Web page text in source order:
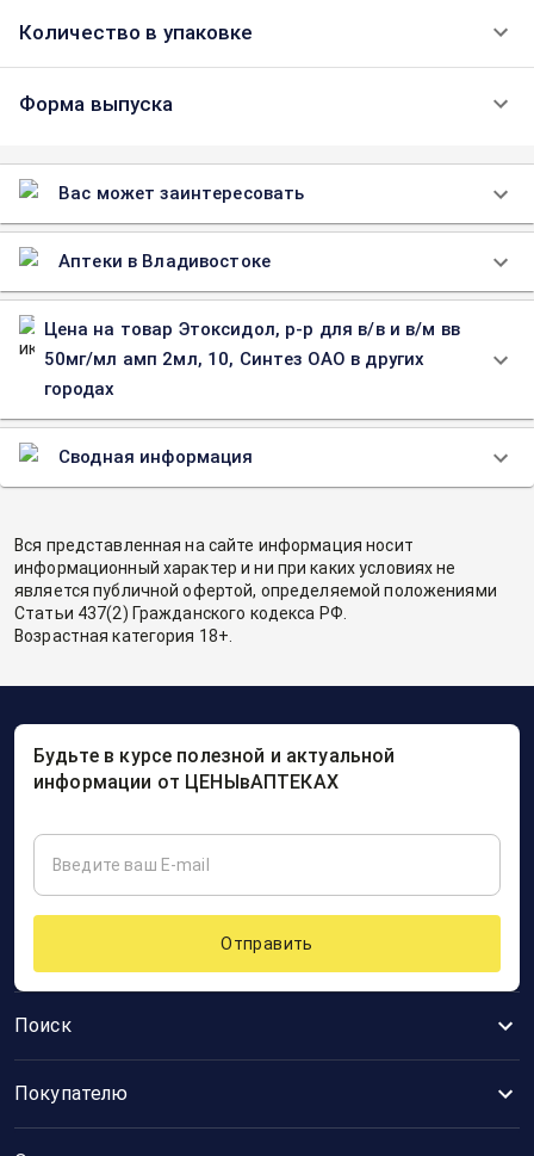
Количество в упаковке
Форма выпуска
Вас может заинтересовать
Аптеки в Владивостоке
Цена на товар Этоксидол, р-р для в/в и в/м вв
50мг/мл амп 2мл, 10, Синтез ОАО в других
городах
Сводная информация
Вся представленная на сайте информация носит
информационный характер и ни при каких условиях не
является публичной офертой, определяемой положениями
Статьи 437(2) Гражданского кодекса РФ.
Возрастная категория 18+.
Поиск
Покупателю
Будьте в курсе полезной и актуальной
информации от ЦЕНЫвАПТЕКАХ
Отправить